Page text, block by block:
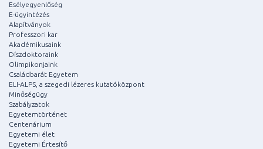
Esélyegyenlőség
E-ügyintézés
Alapítványok
Professzori kar
Akadémikusaink
Díszdoktoraink
Olimpikonjaink
Családbarát Egyetem
ELI-ALPS, a szegedi lézeres kutatóközpont
Minőségügy
Szabályzatok
Egyetemtörténet
Centenárium
Egyetemi élet
Egyetemi Értesítő